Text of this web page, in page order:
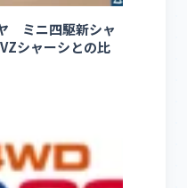
ミニ四駆新シャ
シャーシとの比